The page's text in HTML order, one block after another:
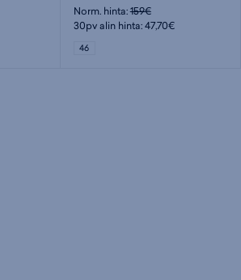
Norm. hinta:159€
30pv alin hinta: 47,70€
46